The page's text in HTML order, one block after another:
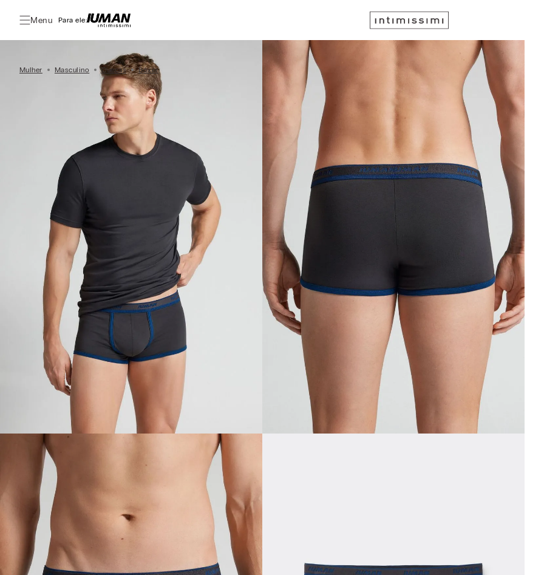
Menu Para ele:
Mulher Masculino Cuecas Boxer